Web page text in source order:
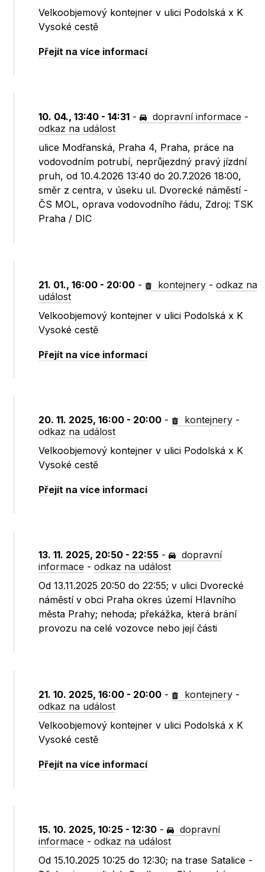
Velkoobjemový kontejner v ulici Podolská x K
Vysoké cestě
Přejít na více informací
10. 04., 13:40 - 14:31 - dopravní informace -
odkaz na událost
ulice Modřanská, Praha 4, Praha, práce na
vodovodním potrubí, neprůjezdný pravý jízdní
pruh, od 10.4.2026 13:40 do 20.7.2026 18:00,
směr z centra, v úseku ul. Dvorecké náměstí -
ČS MOL, oprava vodovodního řádu, Zdroj: TSK
Praha / DIC
21. 01., 16:00 - 20:00 - kontejnery -odkaz na
událost
Velkoobjemový kontejner v ulici Podolská x K
Vysoké cestě
Přejít na více informací
20. 11. 2025, 16:00 - 20:00 - kontejnery -
odkaz na událost
Velkoobjemový kontejner v ulici Podolská x K
Vysoké cestě
Přejít na více informací
13. 11. 2025, 20:50 - 22:55 -
dopravní
informace -odkaz na událost
Od 13.11.2025 20:50 do 22:55; v ulici Dvorecké
náměstí v obci Praha okres území Hlavního
města Prahy; nehoda; překážka, která brání
provozu na celé vozovce nebo její části
21. 10. 2025, 16:00 - 20:00 - kontejnery -
odkaz na událost
Velkoobjemový kontejner v ulici Podolská x K
Vysoké cestě
Přejít na více informací
15. 10. 2025, 10:25 - 12:30 -
dopravní
informace -odkaz na událost
Od 15.10.2025 10:25 do 12:30; na trase Satalice -